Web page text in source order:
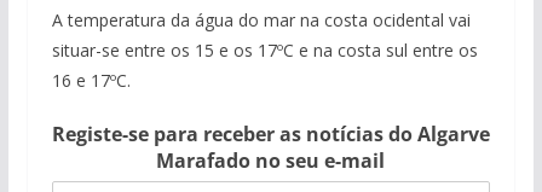
A temperatura da água do mar na costa ocidental vai
situar-se entre os 15 e os 17ºC e na costa sul entre os
16 e 17ºC.
Registe-se para receber as notícias do Algarve
Marafado no seu e-mail